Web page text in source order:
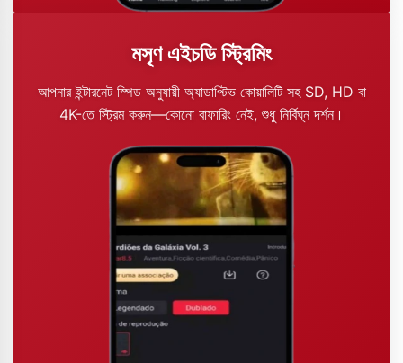
মসৃণ এইচডি স্ট্রিমিং
আপনার ইন্টারনেট স্পিড অনুযায়ী অ্যাডাপ্টিভ কোয়ালিটি সহ SD, HD বা
4K-তে স্ট্রিম করুন—কোনো বাফারিং নেই, শুধু নির্বিঘ্ন দর্শন।